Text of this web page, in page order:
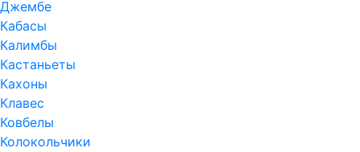
Джембе
Кабасы
Калимбы
Кастаньеты
Кахоны
Клавес
Ковбелы
Колокольчики